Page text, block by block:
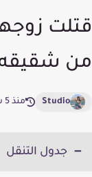
قتلت
من
Studio منذ 5 سنة
جدول التنقل